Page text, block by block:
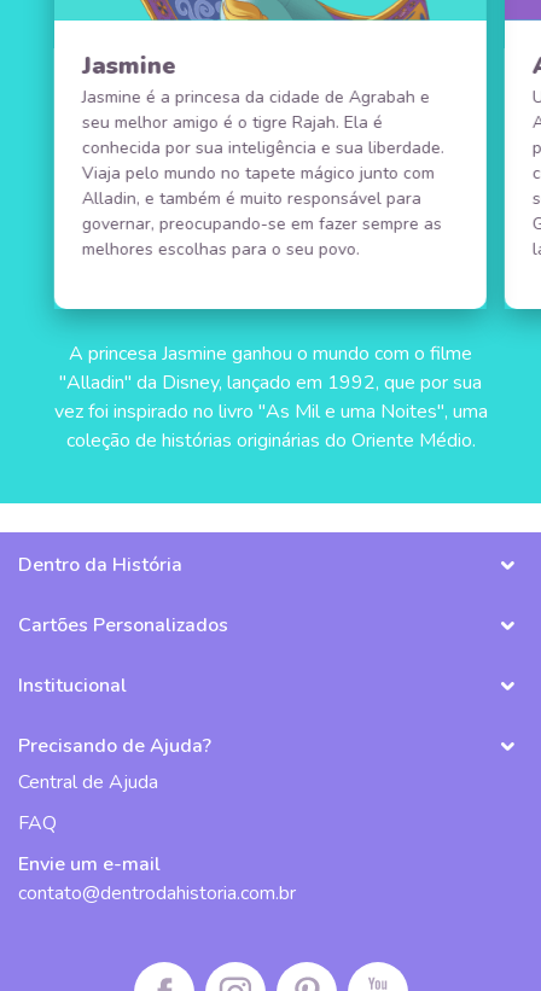
Jasmine
Jasmine é a princesa da cidade de Agrabah e
seu melhor amigo é o tigre Rajah. Ela é
conhecida por sua inteligência e sua liberdade.
Viaja pelo mundo no tapete mágico junto com
Alladin, e também é muito responsável para
governar, preocupando-se em fazer sempre as
melhores escolhas para o seu povo.
A princesa Jasmine ganhou o mundo com o filme
"Alladin" da Disney, lançado em 1992, que por sua
vez foi inspirado no livro "As Mil e uma Noites", uma
coleção de histórias originárias do Oriente Médio.
Dentro da História
Cartões Personalizados
Institucional
Precisando de Ajuda?
Central de Ajuda
FAQ
Envie um e-mail
contato@dentrodahistoria.com.br